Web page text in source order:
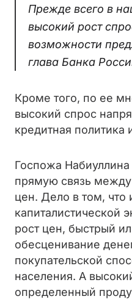
Прежде всего в
высокий рост
возможности
глава Банка
Кроме того, по ее
высокий спрос
кредитная политика
Госпожа Набиуллина
прямую связь
цен. Дело в том, что
капиталистической
рост цен, быстрый
обесценивание
покупательской
населения. А
определенный